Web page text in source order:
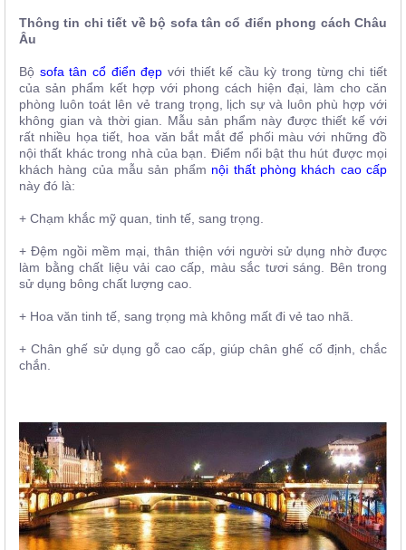
Thông tin chi tiết về bộ sofa tân cổ điển phong cách Châu
Âu
Bộ sofa tân cổ điển đẹp với thiết kế cầu kỳ trong từng chi tiết
của sản phẩm kết hợp với phong cách hiện đại, làm cho căn
phòng luôn toát lên vẻ trang trọng, lịch sự và luôn phù hợp với
không gian và thời gian. Mẫu sản phẩm này được thiết kế với
rất nhiều họa tiết, hoa văn bắt mắt để phối màu với những đồ
nội thất khác trong nhà của bạn. Điểm nổi bật thu hút được mọi
khách hàng của mẫu sản phẩm nội thất phòng khách cao cấp
này đó là:
+ Chạm khắc mỹ quan, tinh tế, sang trọng.
+ Đệm ngồi mềm mại, thân thiện với người sử dụng nhờ được
làm bằng chất liệu vải cao cấp, màu sắc tươi sáng. Bên trong
sử dụng bông chất lượng cao.
+ Hoa văn tinh tế, sang trọng mà không mất đi vẻ tao nhã.
+ Chân ghế sử dụng gỗ cao cấp, giúp chân ghế cố định, chắc
chắn.